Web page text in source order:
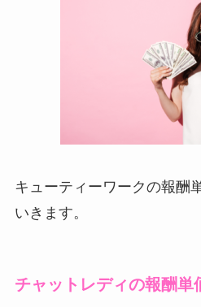
キューティーワークの報酬
いきます。
チャットレディの報酬単